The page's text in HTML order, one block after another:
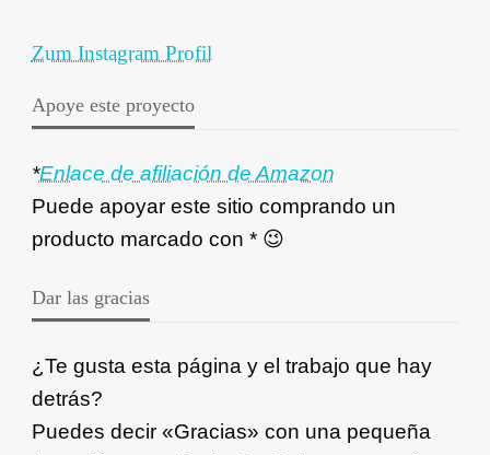
Zum Instagram Profil
Apoye este proyecto
*Enlace de afiliación de Amazon
Puede apoyar este sitio comprando un
producto marcado con * 😉
Dar las gracias
¿Te gusta esta página y el trabajo que hay
detrás?
Puedes decir «Gracias» con una pequeña